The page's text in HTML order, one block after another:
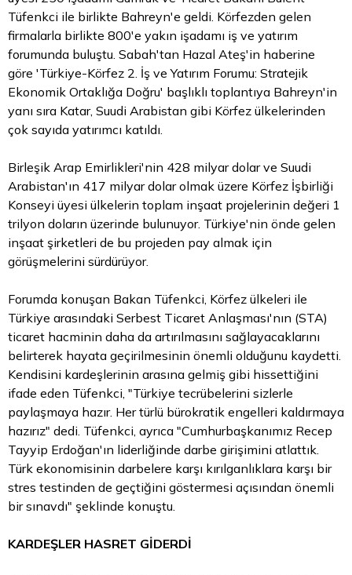
Tüfenkci ile birlikte Bahreyn'e geldi. Körfezden gelen
firmalarla birlikte 800'e yakın işadamı iş ve yatırım
forumunda buluştu. Sabah'tan Hazal Ateş'in haberine
göre 'Türkiye-Körfez 2. İş ve Yatırım Forumu: Stratejik
Ekonomik Ortaklığa Doğru' başlıklı toplantıya Bahreyn'in
yanı sıra Katar, Suudi Arabistan gibi Körfez ülkelerinden
çok sayıda yatırımcı katıldı.
Birleşik Arap Emirlikleri'nin 428 milyardolarve Suudi
Arabistan'ın 417 milyar dolar olmak üzere Körfez İşbirliği
Konseyi üyesi ülkelerin toplam inşaat projelerinin değeri 1
trilyon doların üzerinde bulunuyor. Türkiye'nin önde gelen
inşaat şirketleri de bu projeden pay almak için
görüşmelerini sürdürüyor.
Forumda konuşan Bakan Tüfenkci, Körfez ülkeleri ile
Türkiye arasındaki Serbest Ticaret Anlaşması'nın (STA)
ticaret hacminin daha da artırılmasını sağlayacaklarını
belirterek hayata geçirilmesinin önemli olduğunu kaydetti.
Kendisini kardeşlerinin arasına gelmiş gibi hissettiğini
ifade eden Tüfenkci, "Türkiye tecrübelerini sizlerle
paylaşmaya hazır. Her türlü bürokratik engelleri kaldırmaya
hazırız" dedi. Tüfenkci, ayrıca "Cumhurbaşkanımız Recep
Tayyip Erdoğan'ın liderliğinde darbe girişimini atlattık.
Türk ekonomisinin darbelere karşı kırılganlıklara karşı bir
stres testinden de geçtiğini göstermesi açısından önemli
bir sınavdı" şeklinde konuştu.
KARDEŞLER HASRET GİDERDİ